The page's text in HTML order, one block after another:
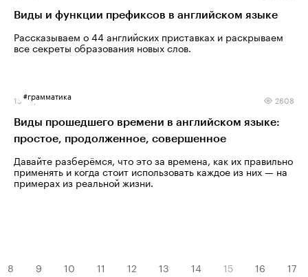
Виды и функции префиксов в английском языке
Рассказываем о 44 английских приставках и раскрываем
все секреты образования новых слов.
#грамматика
13 марта 2025 2608
Виды прошедшего времени в английском языке:
простое, продолженное, совершенное
Давайте разберёмся, что это за времена, как их правильно
применять и когда стоит использовать каждое из них — на
примерах из реальной жизни.
8 9 10 11 12 13 14 15 16 17